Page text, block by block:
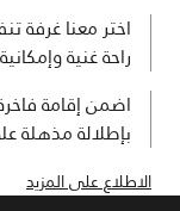
اختر معنا غرفة
راحة غنية
اضمن إقامة
بإطلالة مذهلة
الاطلاع على المزيد